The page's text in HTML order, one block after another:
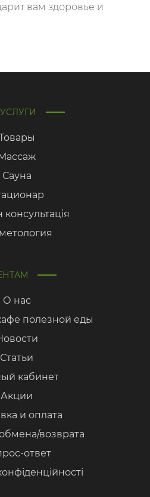
вам здоровье и
Сауна
О нас
полезной еды
Статьи
кабинет
Акции
и оплата
возврата
ответ